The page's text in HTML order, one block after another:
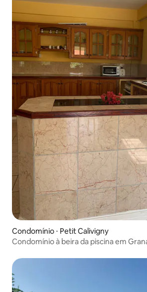
Condomínio ⋅ Petit Calivigny
Condomínio à beira da piscina em